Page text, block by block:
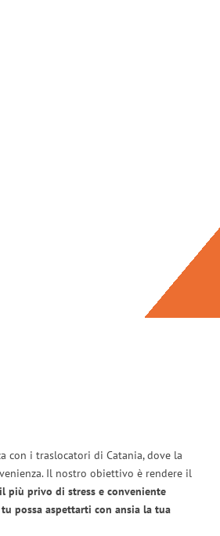
con i traslocatori di Catania, dove la
Il nostro obiettivo è rendere il
più privo di stress e conveniente
possa aspettarti con ansia la tua